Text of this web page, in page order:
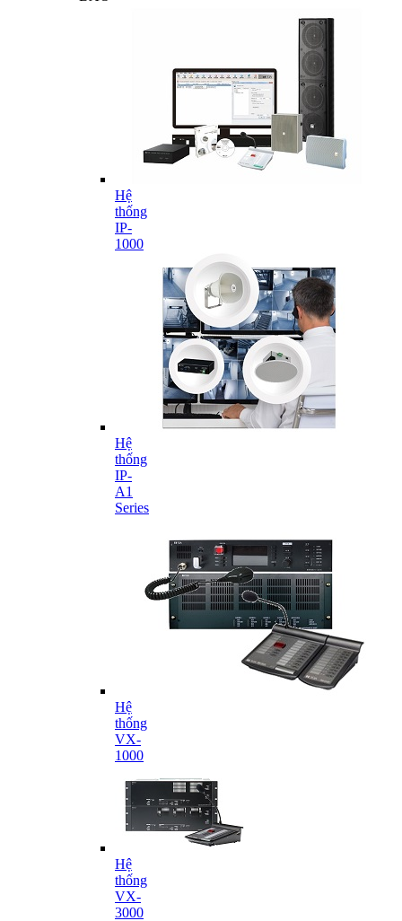
Hệ
thống
IP-
1000
Hệ
thống
IP-
A1
Series
Hệ
thống
VX-
1000
Hệ
thống
VX-
3000